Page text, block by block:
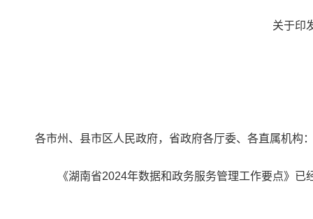
关于印
各市州、县市区人民政府，省政府各厅委、各直属机构
《湖南省2024年数据和政务服务管理工作要点》